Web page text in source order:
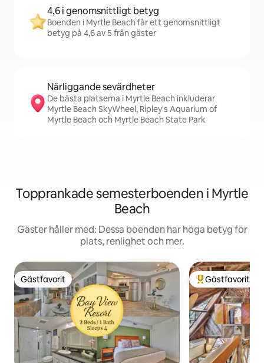
4,6 i genomsnittligt betyg
Boenden i Myrtle Beach får ett genomsnittligt
betyg på 4,6 av 5 från gäster
Närliggande sevärdheter
De bästa platserna i Myrtle Beach inkluderar
Myrtle Beach SkyWheel, Ripley's Aquarium of
Myrtle Beach och Myrtle Beach State Park
Topprankade semesterboenden i Myrtle
Beach
Gäster håller med: Dessa boenden har höga betyg för
plats, renlighet och mer.
Gästfavorit
Gästfavorit Populär
Gästfavorit